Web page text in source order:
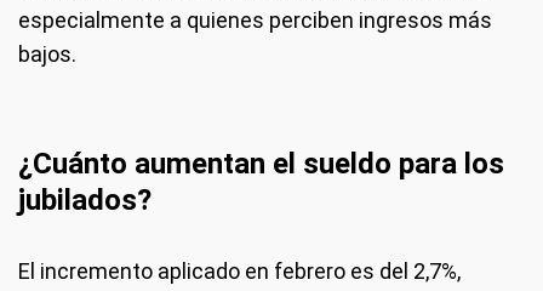
especialmente a quienes perciben ingresos más
bajos.
¿Cuánto aumentan el sueldo para los
jubilados?
El incremento aplicado en febrero es del 2,7%,